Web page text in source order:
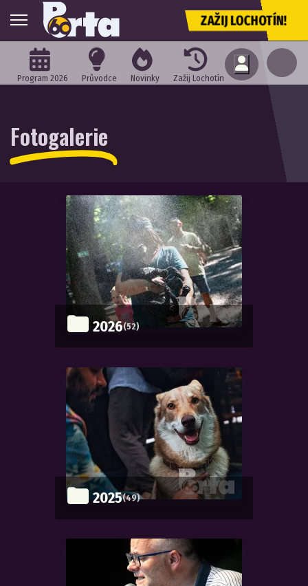
ZAŽIJ LOCHOTÍN!
Program 2026 Průvodce Novinky Zažij Lochotín
Fotogalerie
2026(52)
2025(49)